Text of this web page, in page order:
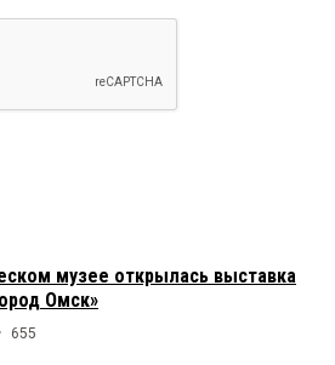
музее открылась выставка
Омск»
655